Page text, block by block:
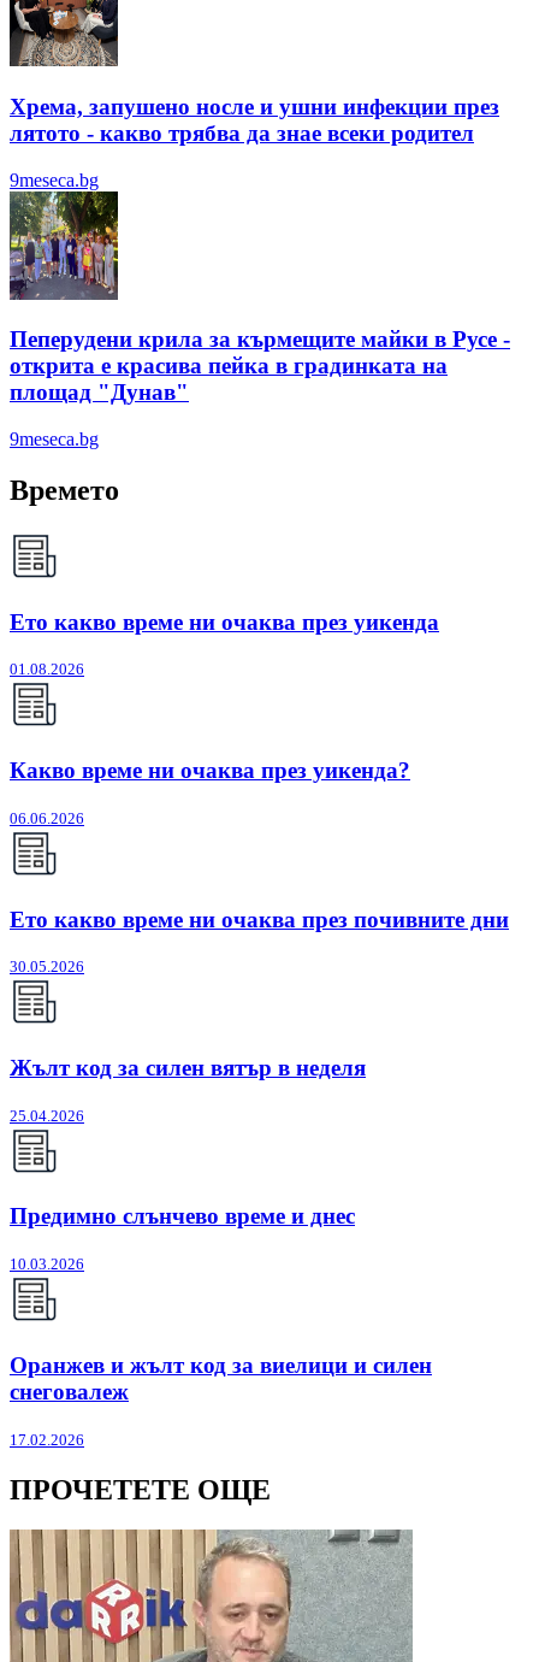
Хрема, запушено носле и ушни инфекции през
лятотo - какво трябва да знае всеки родител
9meseca.bg
Пеперудени крила за кърмещите майки в Русе -
открита е красива пейка в градинката на
площад "Дунав"
9meseca.bg
Времето
Ето какво време ни очаква през уикенда
01.08.2026
Какво време ни очаква през уикенда?
06.06.2026
Ето какво време ни очаква през почивните дни
30.05.2026
Жълт код за силен вятър в неделя
25.04.2026
Предимно слънчево време и днес
10.03.2026
Оранжев и жълт код за виелици и силен
снеговалеж
17.02.2026
ПРОЧЕТЕТЕ ОЩЕ